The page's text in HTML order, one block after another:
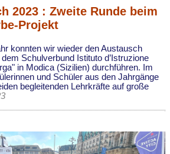
2023 : Zweite Runde beim
Projekt
konnten wir wieder den Austausch
Schulverbund Istituto d’Istruzione
in Modica (Sizilien) durchführen. Im
und Schüler aus den Jahrgänge
begleitenden Lehrkräfte auf große